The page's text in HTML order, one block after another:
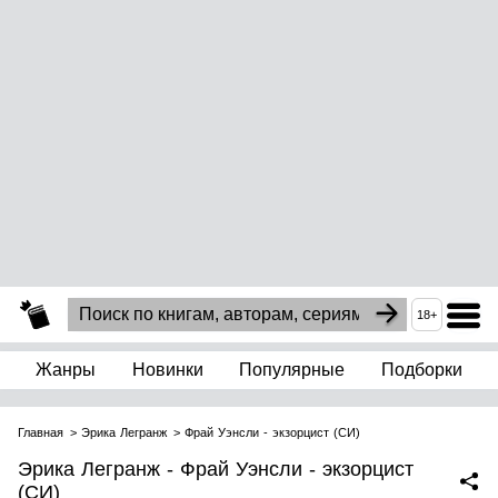
18+
Жанры Новинки Популярные Подборки
Главная Эрика Легранж Фрай Уэнсли - экзорцист (СИ)
Эрика Легранж - Фрай Уэнсли - экзорцист
(СИ)